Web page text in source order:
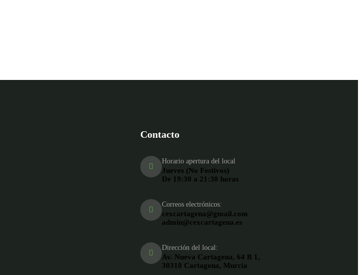
Contacto
Horario apertura del local
Jueves (No Festivos)
De 19:30 a 21:30 horas
Correos electrónicos:
cexcartagena@gmail.com
admin@cexcartagena.es
Dirección del local:
Av. Nueva Cartagena, 64 B 1,
30310 Cartagena, Murcia